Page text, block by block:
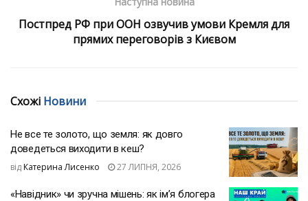
Постпред РФ при ООН озвучив умови Кремля для
прямих переговорів з Києвом
Схожі Новини
Не все те золото, що земля: як довго
доведеться виходити в кеш?
від Катерина Лисенко 27 ЛИПНЯ, 2026
«Навідник» чи зручна мішень: як ім’я блогера